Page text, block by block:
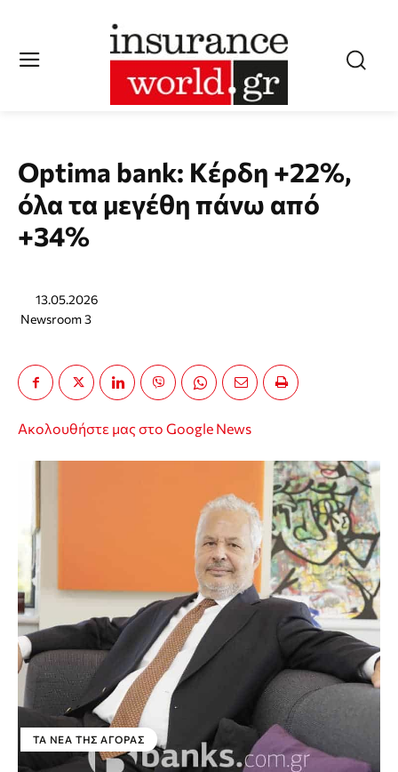
Optima bank: Kέρδη +22%,
όλα τα μεγέθη πάνω από
+34%
13.05.2026
Newsroom 3
Ακολουθήστε μας στο Google News
ΤΑ ΝΈΑ ΤΗΣ ΑΓΟΡΆΣ